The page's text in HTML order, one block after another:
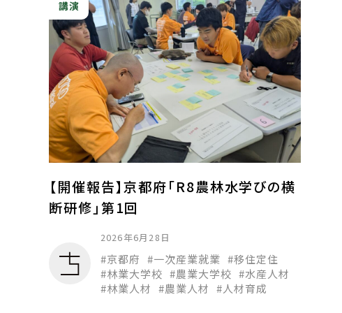
講演
【開催報告】京都府「R8農林水学びの横
断研修」第1回
2026年6月28日
京都府 一次産業就業
移住定住
林業大学校
農業大学校
水産人材
林業人材
農業人材 人材育成